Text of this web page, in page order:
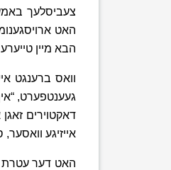
צעביסלעך
האט
הבא מיין
וואס ברענגט
געענטפערט,
דאקטוירים
אייזיגע וואסער,
האט דער עטרת